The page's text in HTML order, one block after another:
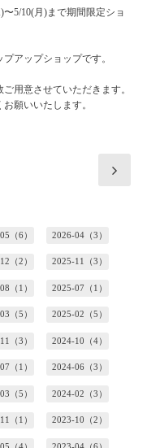
5/10(月)まで期間限定ショ
アップショップです。
用意させていただきます。
願いいたします。
（6） 2026-04（3）
（2） 2025-11（3）
（1） 2025-07（1）
（5） 2025-02（5）
（3） 2024-10（4）
（1） 2024-06（3）
（5） 2024-02（3）
（1） 2023-10（2）